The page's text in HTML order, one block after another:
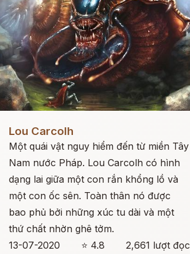
Lou Carcolh
Một quái vật nguy hiểm đến từ miền Tây
Nam nước Pháp. Lou Carcolh có hình
dạng lai giữa một con rắn khổng lồ và
một con ốc sên. Toàn thân nó được
bao phủ bởi những xúc tu dài và một
thứ chất nhờn ghê tởm.
13-07-2020
⭐ 4.8
2,661 lượt đọc